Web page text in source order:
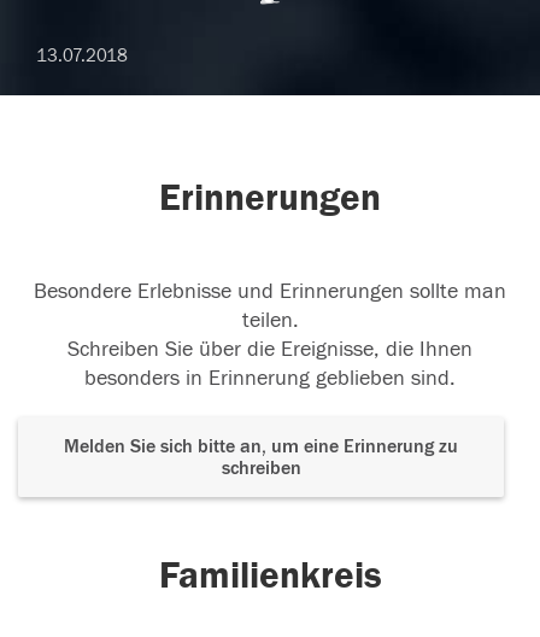
13.07.2018
Erinnerungen
Besondere Erlebnisse und Erinnerungen sollte man
teilen.
Schreiben Sie über die Ereignisse, die Ihnen
besonders in Erinnerung geblieben sind.
Melden Sie sich bitte an, um eine Erinnerung zu
schreiben
Familienkreis